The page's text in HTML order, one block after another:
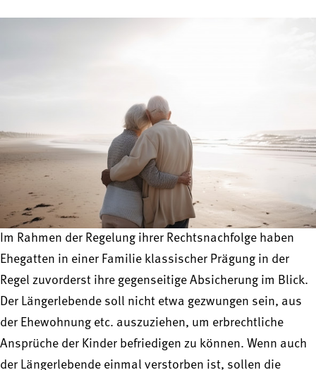
Im Rahmen der Regelung ihrer Rechtsnachfolge haben
Ehegatten in einer Familie klassischer Prägung in der
Regel zuvorderst ihre gegenseitige Absicherung im Blick.
Der Längerlebende soll nicht etwa gezwungen sein, aus
der Ehewohnung etc. auszuziehen, um erbrechtliche
Ansprüche der Kinder befriedigen zu können. Wenn auch
der Längerlebende einmal verstorben ist, sollen die